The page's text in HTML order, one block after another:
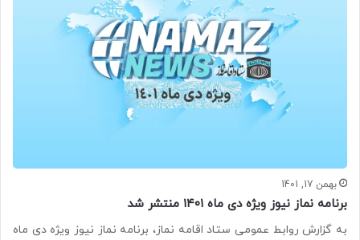
بهمن 17, 1401
برنامه نماز نیوز ویژه دی ماه ۱۴۰۱ منتشر شد
به گزارش روابط عمومی ستاد اقامه نماز، برنامه نماز نیوز ویژه دی ماه